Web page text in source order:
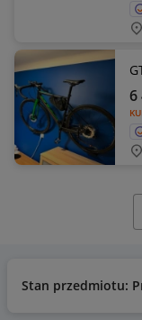
6
Stan przedmiotu: